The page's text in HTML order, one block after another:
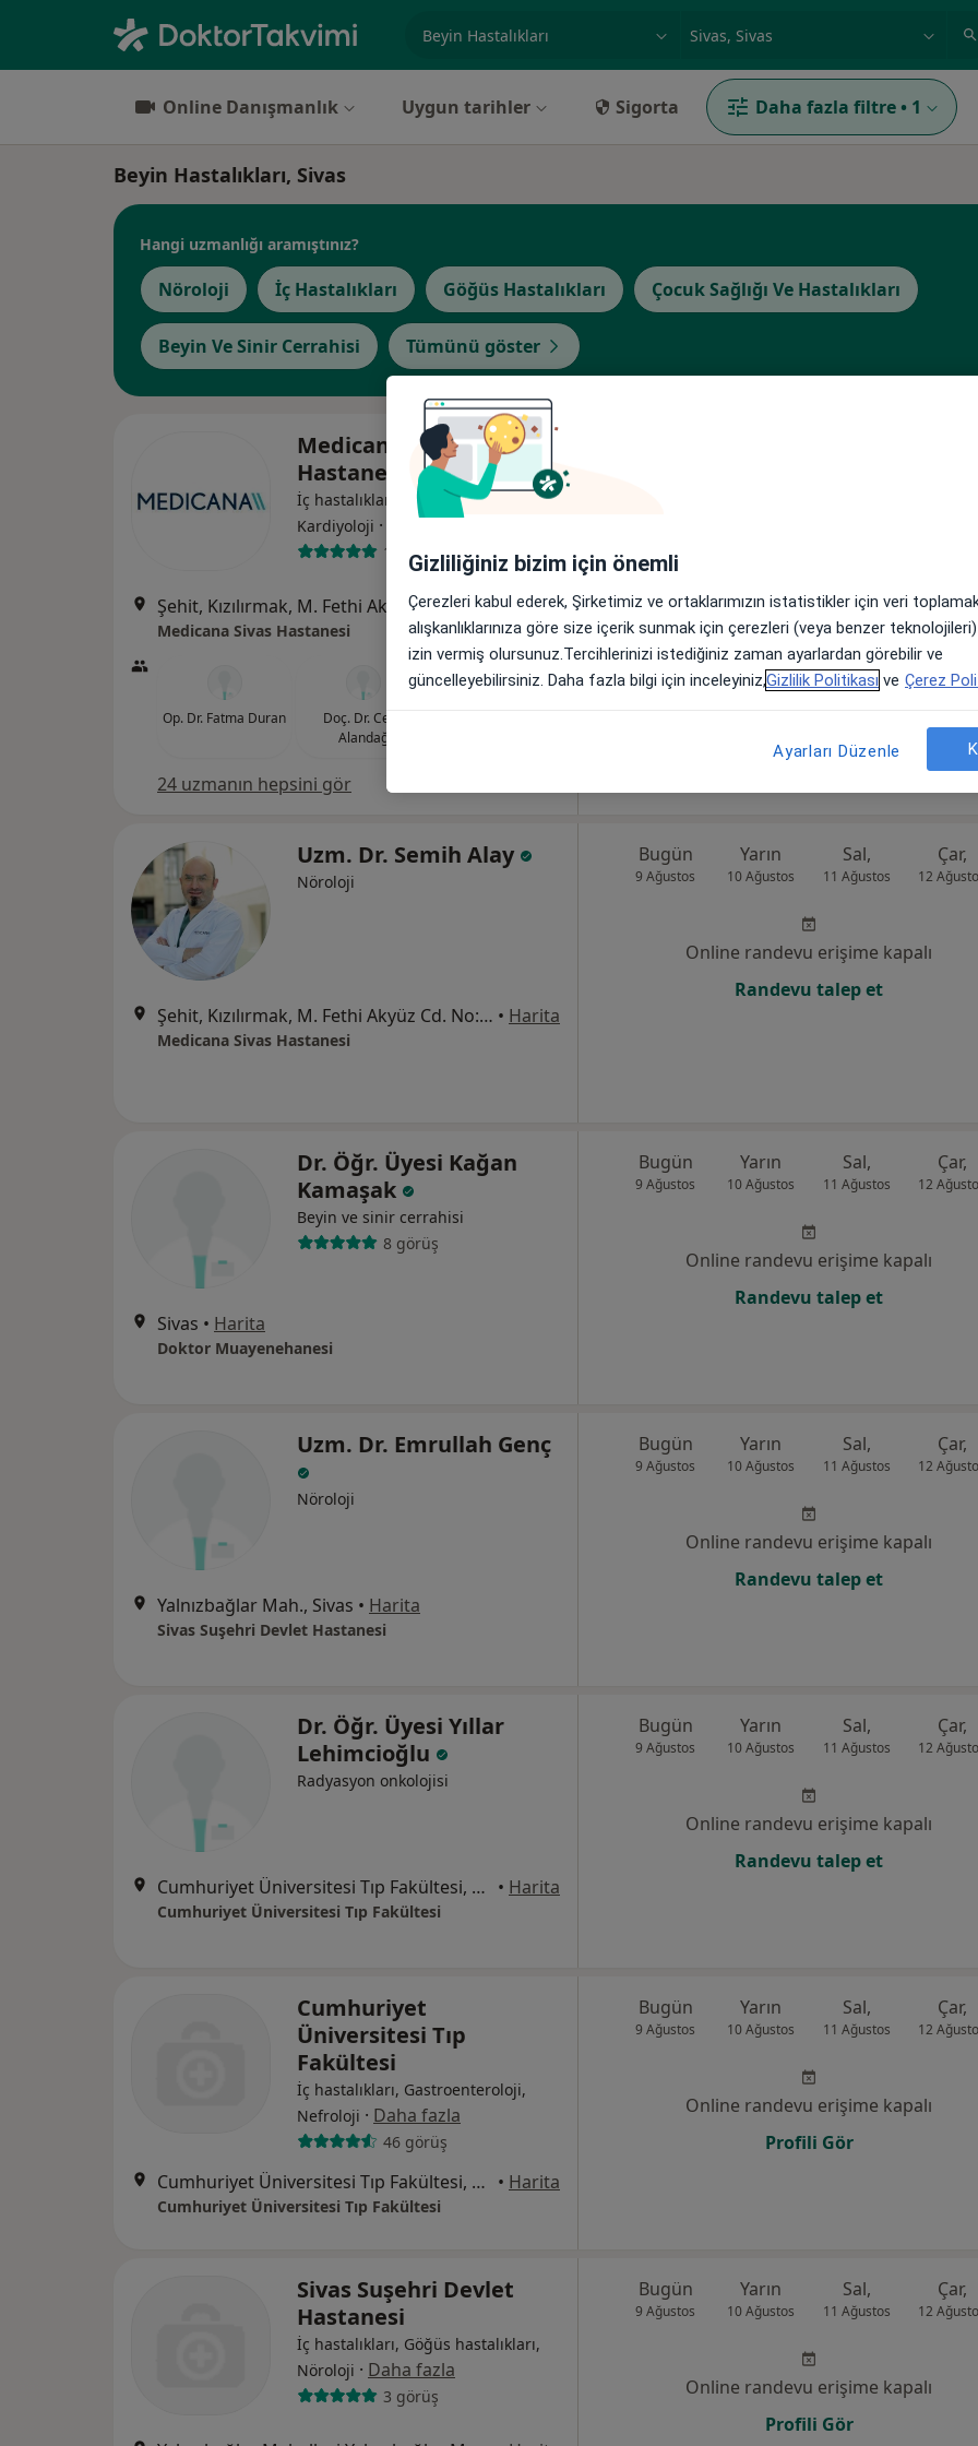
Online Danışmanlık Uygun tarihler Sigorta Daha fazla filtre • 1
Beyin Hastalıkları, Sivas
Hangi uzmanlığı aramıştınız?
Nöroloji İç Hastalıkları Göğüs Hastalıkları Çocuk Sağlığı Ve Hastalıkları
Beyin Ve Sinir Cerrahisi Tümünü göster
Medicana Sivas
Hastanesi
İç hastalıkları, Gastroenteroloji,
Kardiyoloji · Daha fazla
119 görüş
Şehit, Kızılırmak, M. Fethi Akyüz Cd. No: 8Merkez/Sivas, Sivas•Harita
Medicana Sivas Hastanesi
Op. Dr. Fatma Duran
Doç. Dr. Celal
Alandağ
24 uzmanın hepsini gör
Uzm. Dr. Semih Alay
Nöroloji
Şehit, Kızılırmak, M. Fethi Akyüz Cd. No: 8Merkez/Sivas, Sivas • Harita
Medicana Sivas Hastanesi
Bugün
9 Ağustos
Yarın
10 Ağustos
Sal,
11 Ağustos
Çar,
12
Online randevu erişime kapalı
Randevu talep et
Dr. Öğr. Üyesi Kağan
Kamaşak
Beyin ve sinir cerrahisi
8 görüş
Sivas • Harita
Doktor Muayenehanesi
Bugün
9 Ağustos
Yarın
10 Ağustos
Sal,
11 Ağustos
Çar,
12
Online randevu erişime kapalı
Randevu talep et
Uzm. Dr. Emrullah Genç
Nöroloji
Yalnızbağlar Mah., Sivas • Harita
Sivas Suşehri Devlet Hastanesi
Bugün
9 Ağustos
Yarın
10 Ağustos
Sal,
11 Ağustos
Çar,
12
Online randevu erişime kapalı
Randevu talep et
Dr. Öğr. Üyesi Yıllar
Lehimcioğlu
Radyasyon onkolojisi
Cumhuriyet Üniversitesi Tıp Fakültesi, Sivas • Harita
Cumhuriyet Üniversitesi Tıp Fakültesi
Bugün
9 Ağustos
Yarın
10 Ağustos
Sal,
11 Ağustos
Çar,
12
Online randevu erişime kapalı
Randevu talep et
Cumhuriyet
Üniversitesi Tıp
Fakültesi
İç hastalıkları, Gastroenteroloji,
Nefroloji · Daha fazla
46 görüş
Cumhuriyet Üniversitesi Tıp Fakültesi, Sivas • Harita
Cumhuriyet Üniversitesi Tıp Fakültesi
Bugün
9 Ağustos
Yarın
10 Ağustos
Sal,
11 Ağustos
Çar,
12
Online randevu erişime kapalı
Profili Gör
Sivas Suşehri Devlet
Hastanesi
İç hastalıkları, Göğüs hastalıkları,
Nöroloji · Daha fazla
3 görüş
Bugün
9 Ağustos
Yarın
10 Ağustos
Sal,
11 Ağustos
Çar,
12
Online randevu erişime kapalı
Profili Gör
Gizliliğiniz bizim için önemli
Çerezleri kabul ederek, Şirketimiz ve ortaklarımızın istatistikler için veri
alışkanlıklarınıza göre size içerik sunmak için çerezleri (veya benzer
izin vermiş olursunuz.Tercihlerinizi istediğiniz zaman ayarlardan görebilir ve
güncelleyebilirsiniz. Daha fazla bilgi için inceleyiniz,Gizlilik Politikası ve Çerez
Ayarları Düzenle